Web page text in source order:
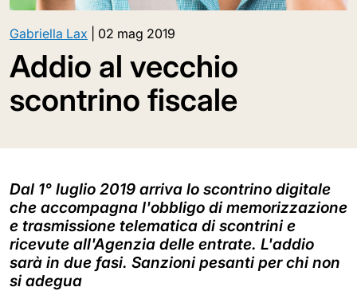
Gabriella Lax 02 mag 2019
Addio al vecchio
scontrino fiscale
Dal 1° luglio 2019 arriva lo scontrino digitale
che accompagna l'obbligo di memorizzazione
e trasmissione telematica di scontrini e
ricevute all'Agenzia delle entrate. L'addio
sarà in due fasi. Sanzioni pesanti per chi non
si adegua